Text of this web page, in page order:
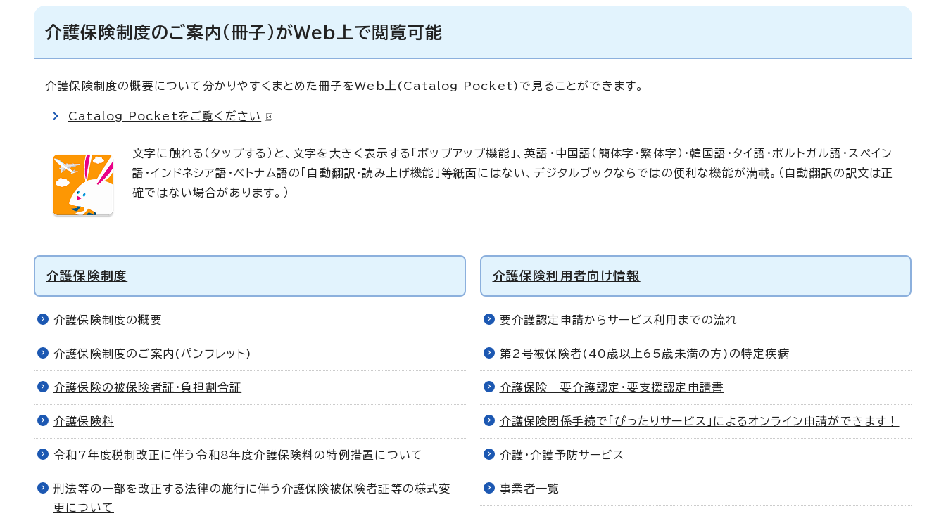
介護保険制度のご案内（冊子）がWeb上で閲覧可能
介護保険制度の概要について分かりやすくまとめた冊子をWeb上(Catalog Pocket)で見ることができます。
Catalog Pocketをご覧ください
文字に触れる（タップする）と、文字を大きく表示する「ポップアップ機能」、英語・中国語（簡体字・繁体字）・韓国語・タイ語・ポルトガル語・スペイン
語・インドネシア語・ベトナム語の「自動翻訳・読み上げ機能」等紙面にはない、デジタルブックならではの便利な機能が満載。（自動翻訳の訳文は正
確ではない場合があります。）
介護保険制度
介護保険制度の概要
介護保険制度のご案内(パンフレット)
介護保険の被保険者証・負担割合証
介護保険料
令和7年度税制改正に伴う令和8年度介護保険料の特例措置について
刑法等の一部を改正する法律の施行に伴う介護保険被保険者証等の様式変
更について
介護保険利用者向け情報
要介護認定申請からサービス利用までの流れ
第2号被保険者(40歳以上65歳未満の方)の特定疾病
介護保険 要介護認定・要支援認定申請書
介護保険関係手続で「ぴったりサービス」によるオンライン申請ができます！
介護・介護予防サービス
事業者一覧